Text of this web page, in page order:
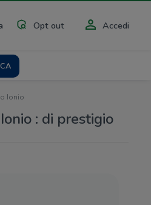
Opt out Accedi
Ionio
: di prestigio